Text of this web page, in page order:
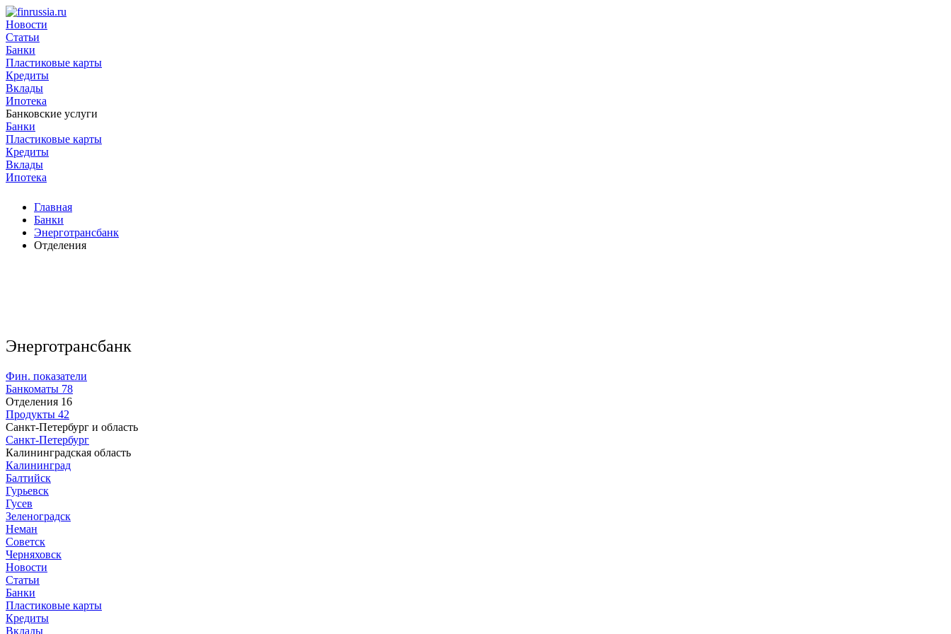
Новости
Статьи
Банки
Пластиковые карты
Кредиты
Вклады
Ипотека
Банковские услуги
Банки
Пластиковые карты
Кредиты
Вклады
Ипотека
Главная
Банки
Энерготрансбанк
Отделения
Энерготрансбанк
Фин. показатели
Банкоматы 78
Отделения 16
Продукты 42
Санкт-Петербург и область
Санкт-Петербург
Калининградская область
Калининград
Балтийск
Гурьевск
Гусев
Зеленоградск
Неман
Советск
Черняховск
Новости
Статьи
Банки
Пластиковые карты
Кредиты
Вклады